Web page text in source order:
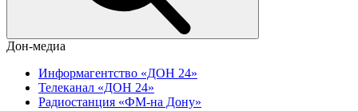
Дон-медиа
Информагентство «ДОН 24»
Телеканал «ДОН 24»
Радиостанция «ФМ-на Дону»